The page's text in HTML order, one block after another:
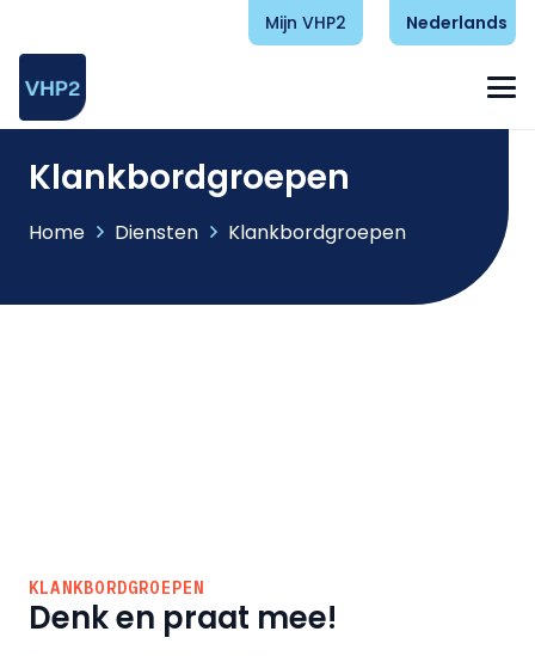
Mijn VHP2 Nederlands
Klankbordgroepen
Home Diensten Klankbordgroepen
KLANKBORDGROEPEN
Denk en praat mee!